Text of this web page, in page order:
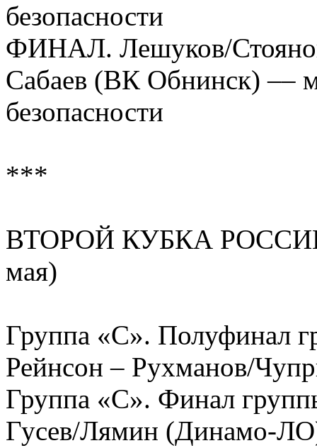
безопасности
ФИНАЛ. Лешуков/
Сабаев (ВК Обнинск) ––
безопасности
***
ВТОРОЙ КУБКА
мая)
Группа «С».
Рейнсон – Рухманов/
Группа «С». Финал
Гусев/Лямин (Динамо-